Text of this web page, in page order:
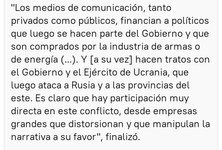
"Los medios de comunicación, tanto
privados como públicos, financian a políticos
que luego se hacen parte del Gobierno y que
son comprados por la industria de armas o
de energía (...). Y [a su vez] hacen tratos con
el Gobierno y el Ejército de Ucrania, que
luego ataca a Rusia y a las provincias del
este. Es claro que hay participación muy
directa en este conflicto, desde empresas
grandes que distorsionan y que manipulan la
narrativa a su favor", finalizó.